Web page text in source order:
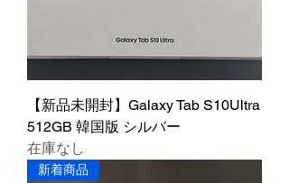
【新品未開封】Galaxy Tab S10Ultra
512GB 韓国版 シルバー
在庫なし
新着商品